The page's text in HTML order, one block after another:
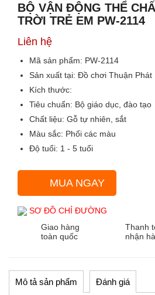
BỘ VẬN ĐỘNG THỂ
TRỜI TRẺ EM PW-2114
Liên hệ
Mã sản phẩm: PW-2114
Sản xuất tại: Đồ chơi Thuận Phát
Kích thước:
Tiêu chuẩn: Bộ giáo dục, đào tạo
Chất liệu: Gỗ tự nhiên, sắt
Màu sắc: Phối các màu
Độ tuổi: 1 - 5 tuổi
MUA NGAY
SƠ ĐỒ CHỈ ĐƯỜNG
Giao hàng
toàn quốc
Thanh
nhận
Mô tả sản phẩm Đánh giá